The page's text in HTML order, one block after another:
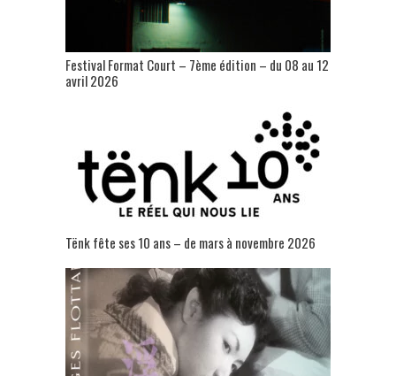
Festival Format Court – 7ème édition – du 08 au 12
avril 2026
Tënk fête ses 10 ans – de mars à novembre 2026